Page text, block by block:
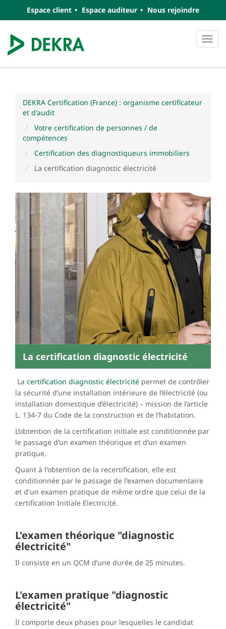
Espace client Espace auditeur Nous rejoindre
DEKRA Certification (France) : organisme certificateur
et d'audit
Votre certification de personnes / de
compétences
Certification des diagnostiqueurs immobiliers
La certification diagnostic électricité
La certification diagnostic électricité
La certification diagnostic électricité permet de contrôler
la sécurité d’une installation intérieure de l’électricité (ou
installation domestique d’électricité) – mission de l’article
L. 134-7 du Code de la construction et de l’habitation.
L’obtention de la certification initiale est conditionnée par
le passage d’un examen théorique et d’un examen
pratique.
Quant à l'obtention de la recertification, elle est
conditionnée par le passage de l'examen documentaire
et d'un examen pratique de même ordre que celui de la
certification Initiale Electricité.
L'examen théorique "diagnostic
électricité"
Il consiste en un QCM d’une durée de 25 minutes.
L'examen pratique "diagnostic
électricité"
Il comporte deux phases pour lesquelles le candidat